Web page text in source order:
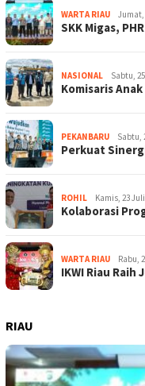
WARTA RIAU Jumat,
SKK Migas,
NASIONAL Sabtu,
Komisaris
PEKANBARU Sabtu,
Perkuat
ROHIL Kamis, 23
Kolaborasi
WARTA RIAU Rabu,
IKWI Riau Raih
RIAU